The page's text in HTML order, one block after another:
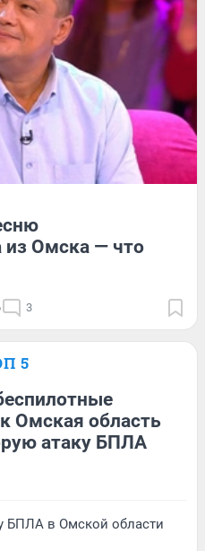
Омска — что
3
5
Омская область
атаку БПЛА
БПЛА в Омской области